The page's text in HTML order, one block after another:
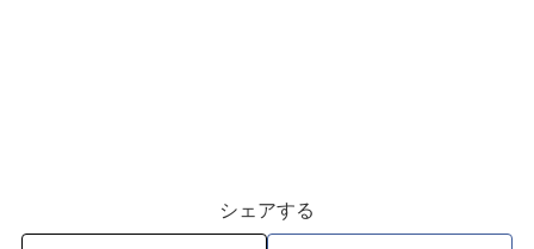
シェアする